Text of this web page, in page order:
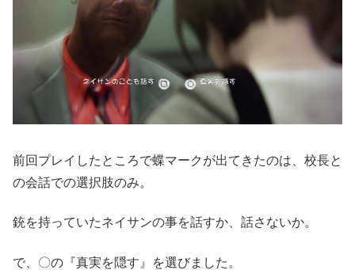
前回プレイしたところで蝶マークが出てきたのは、校長と
の会話での選択肢のみ。
銃を持っていたネイサンの事を話すか、話さないか。
で、〇の『真実を隠す』を選びました。